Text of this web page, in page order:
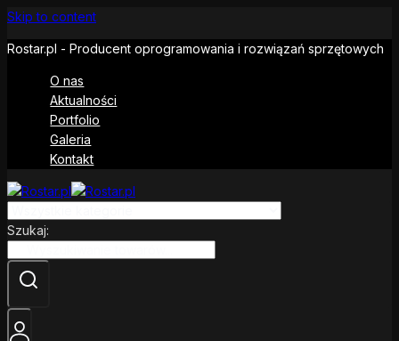
Skip to content
Rostar.pl - Producent oprogramowania i rozwiązań sprzętowych
O nas
Aktualności
Portfolio
Galeria
Kontakt
Szukaj: